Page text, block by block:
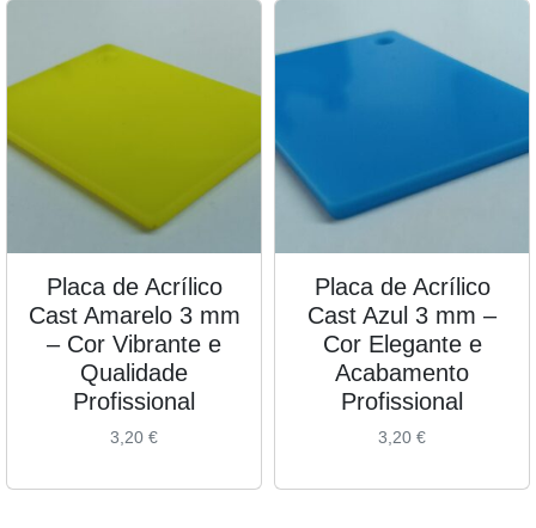
Placa de Acrílico
Cast Amarelo 3 mm
– Cor Vibrante e
Qualidade
Profissional
3,20 €
Placa de Acrílico
Cast Azul 3 mm –
Cor Elegante e
Acabamento
Profissional
3,20 €